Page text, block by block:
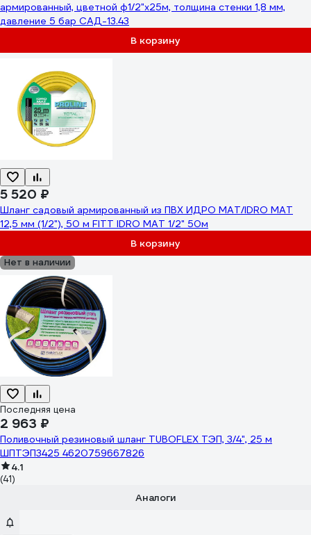
армированный, цветной ф1/2"х25м, толщина стенки 1,8 мм,
давление 5 бар САД-13.43
В корзину
5 520 ₽
Шланг садовый армированный из ПВХ ИДРО МАТ/IDRO MAT
12,5 мм (1/2"), 50 м FITT IDRO MAT 1/2" 50м
В корзину
Нет в наличии
Последняя цена
2 963 ₽
Поливочный резиновый шланг TUBOFLEX ТЭП, 3/4", 25 м
ШПТЭП3425 4620759667826
4.1
(41)
Аналоги